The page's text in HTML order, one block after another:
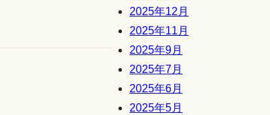
2025年12月
2025年11月
2025年9月
2025年7月
2025年6月
2025年5月